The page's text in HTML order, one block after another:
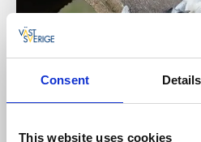
Consent Details
This website uses cookies